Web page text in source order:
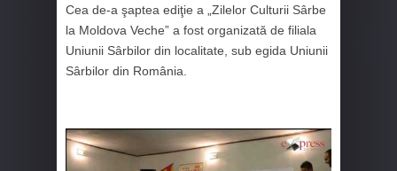
Cea de-a şaptea ediţie a „Zilelor Culturii Sârbe
la Moldova Veche” a fost organizată de filiala
Uniunii Sârbilor din localitate, sub egida Uniunii
Sârbilor din România.